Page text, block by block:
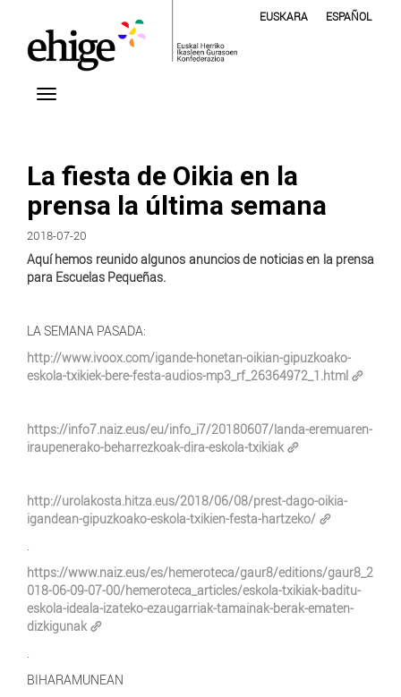
EUSKARA ESPAÑOL
La fiesta de Oikia en la
prensa la última semana
2018-07-20
Aquí hemos reunido algunos anuncios de noticias en la prensa
para Escuelas Pequeñas.
LA SEMANA PASADA:
http://www.ivoox.com/igande-honetan-oikian-gipuzkoako-
eskola-txikiek-bere-festa-audios-mp3_rf_26364972_1.html
https://info7.naiz.eus/eu/info_i7/20180607/landa-eremuaren-
iraupenerako-beharrezkoak-dira-eskola-txikiak
http://urolakosta.hitza.eus/2018/06/08/prest-dago-oikia-
igandean-gipuzkoako-eskola-txikien-festa-hartzeko/
.
https://www.naiz.eus/es/hemeroteca/gaur8/editions/gaur8_2
018-06-09-07-00/hemeroteca_articles/eskola-txikiak-baditu-
eskola-ideala-izateko-ezaugarriak-tamainak-berak-ematen-
dizkigunak
.
BIHARAMUNEAN